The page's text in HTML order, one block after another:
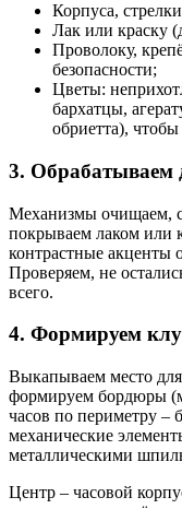
Корпуса,
Лак или краску
Проволоку,
безопасности;
Цветы:
бархатцы,
обриетта),
3. Обрабатываем
Механизмы очищаем,
покрываем лаком или
контрастные акценты
Проверяем, не
всего.
4. Формируем
Выкапываем место
формируем бордюры
часов по периметру –
механические
металлическими
Центр – часовой